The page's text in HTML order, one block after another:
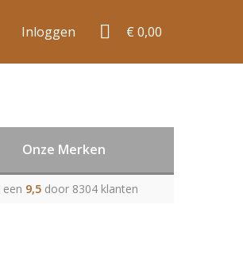
Inloggen € 0,00
Onze Merken
9,5 door 8304 klanten